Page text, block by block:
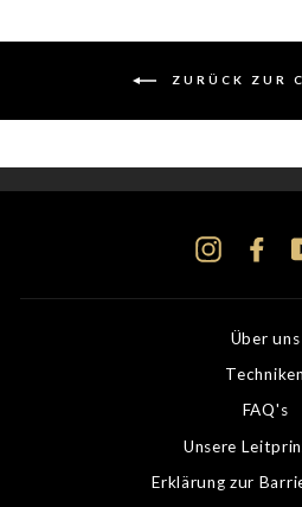
ZURÜCK ZUR
Instagram
Über uns
Techniken
FAQ's
Unsere
Erklärung zur